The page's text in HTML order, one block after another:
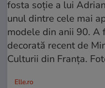
Elle.ro